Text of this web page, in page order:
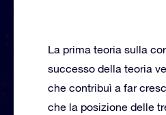
La prima teoria sulla
successo della teoria
che contribuì a far
che la posizione delle